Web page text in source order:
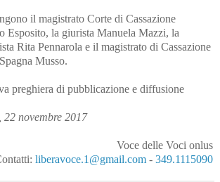
il magistrato Corte di Cassazione
Esposito, la giurista Manuela Mazzi, la
Rita Pennarola e il magistrato di Cassazione
Musso.
preghiera di pubblicazione e diffusione
22 novembre 2017
Voce delle Voci onlus
liberavoce.1@gmail.com - 349.1115090